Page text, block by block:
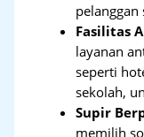
Fasilitas
layanan
seperti
sekolah,
Supir
memilih